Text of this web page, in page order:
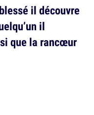
il découvre
il
que la rancœur